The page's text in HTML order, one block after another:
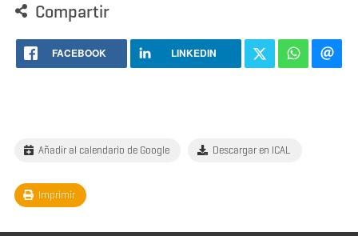
Compartir
FACEBOOK LINKEDIN
Añadir al calendario de Google Descargar en ICAL
Imprimir